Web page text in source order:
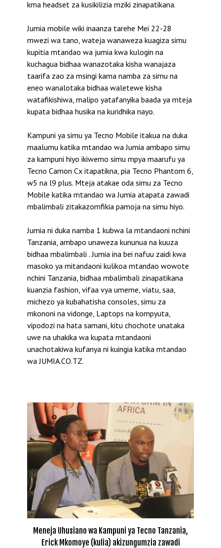
kma headset za kusikilizia mziki zinapatikana.
Jumia mobile wiki inaanza tarehe Mei 22-28
mwezi wa tano, wateja wanaweza kuagiza simu
kupitia mtandao wa jumia kwa kulogin na
kuchagua bidhaa wanazotaka kisha wanajaza
taarifa zao za msingi kama namba za simu na
eneo wanalotaka bidhaa waletewe kisha
watafikishiwa, malipo yatafanyika baada ya mteja
kupata bidhaa husika na kuridhika nayo.
Kampuni ya simu ya Tecno Mobile itakua na duka
maalumu katika mtandao wa Jumia ambapo simu
za kampuni hiyo ikiwemo simu mpya maarufu ya
Tecno Camon Cx itapatikna, pia Tecno Phantom 6,
w5 na l9 plus. Mteja atakae oda simu za Tecno
Mobile katika mtandao wa Jumia atapata zawadi
mbalimbali zitakazomfikia pamoja na simu hiyo.
Jumia ni duka namba 1 kubwa la mtandaoni nchini
Tanzania, ambapo unaweza kununua na kuuza
bidhaa mbalimbali . Jumia ina bei nafuu zaidi kwa
masoko ya mitandaoni kulikoa mtandao wowote
nchini Tanzania, bidhaa mbalimbali zinapatikana
kuanzia fashion, vifaa vya umeme, viatu, saa,
michezo ya kubahatisha consoles, simu za
mkononi na vidonge, Laptops na kompyuta,
vipodozi na hata samani, kitu chochote unataka
uwe na uhakika wa kupata mtandaoni
unachotakiwa kufanya ni kuingia katika mtandao
wa JUMIA.CO.TZ.
Meneja Uhusiano wa Kampuni ya Tecno Tanzania,
Erick Mkomoye (kulia) akizungumzia zawadi